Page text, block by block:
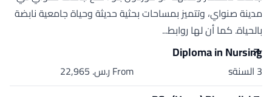
مدينة صنواي، وتتميز بمساحات بحثية حديثة وحياة جامعية نابضة
بالحياة. كما أن لها روابط...
Diploma in Nursing
3 السنةs From ر.س.‏ 22,965